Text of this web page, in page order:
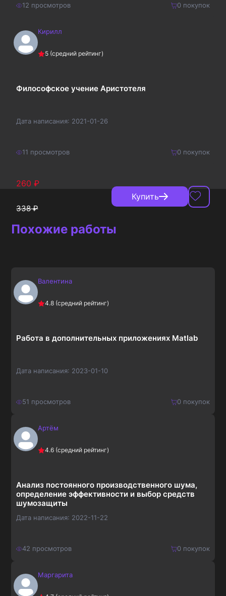
12 просмотров 0покупок
2000₽
Кирилл
5 (средний рейтинг)
Философское учение Аристотеля
Дата написания: 2021-01-26
11 просмотров 0покупок
260 ₽
338₽
Купить
Похожие работы
Валентина
4.8 (средний рейтинг)
Работа в дополнительных приложениях Matlab
Дата написания: 2023-01-10
51 просмотров 0покупок
150₽Артём
4.6 (средний рейтинг)
Анализ постоянного производственного шума,
определение эффективности и выбор средств
шумозащиты
Дата написания: 2022-11-22
42 просмотров 0покупок
400 ₽Маргарита